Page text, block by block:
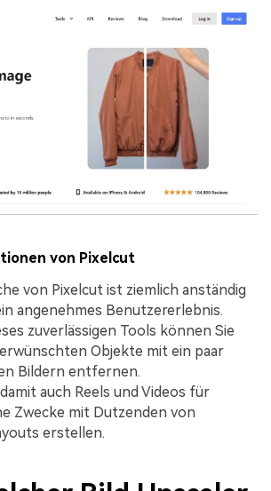
von Pixelcut
von Pixelcut ist ziemlich anständig
angenehmes Benutzererlebnis.
zuverlässigen Tools können Sie
Objekte mit ein paar
Bildern entfernen.
auch Reels und Videos für
Zwecke mit Dutzenden von
erstellen.